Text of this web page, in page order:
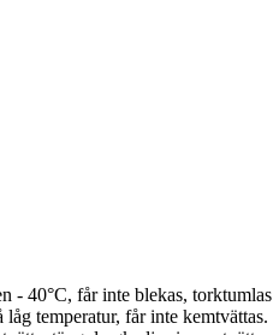
- 40°C, får inte blekas, torktumlas
låg temperatur, får inte kemtvättas.